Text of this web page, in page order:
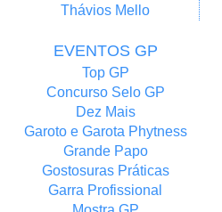
Thávios Mello
EVENTOS GP
Top GP
Concurso Selo GP
Dez Mais
Garoto e Garota Phytness
Grande Papo
Gostosuras Práticas
Garra Profissional